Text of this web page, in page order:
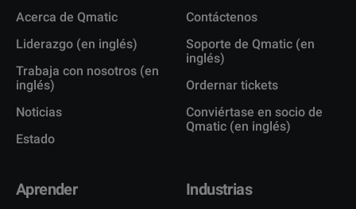
Acerca de Qmatic
Liderazgo (en inglés)
Trabaja con nosotros (en
inglés)
Noticias
Estado
Contáctenos
Soporte de Qmatic (en
inglés)
Ordernar tickets
Conviértase en socio de
Qmatic (en inglés)
Aprender Industrias